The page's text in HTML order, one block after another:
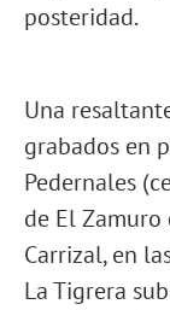
posteridad.
Una
grabados en
Pedernales
de El Zamuro
Carrizal, en
La Tigrera